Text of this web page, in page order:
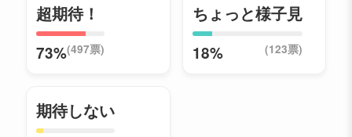
超期待！
73%(497票)
ちょっと様子見
18% (123票)
期待しない